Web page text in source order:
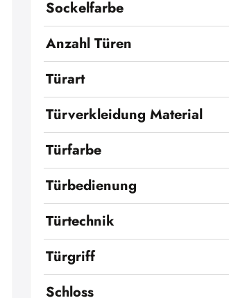
Sockelfarbe
Anzahl Türen
Türart
Türverkleidung Material
Türfarbe
Türbedienung
Türtechnik
Türgriff
Schloss